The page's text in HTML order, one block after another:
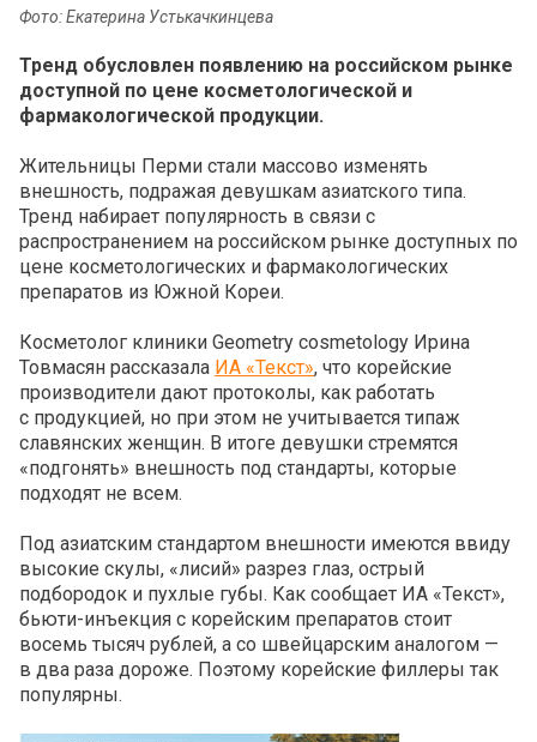
Фото: Екатерина Устькачкинцева
Тренд обусловлен появлению на российском рынке
доступной по цене косметологической и
фармакологической продукции.
Жительницы Перми стали массово изменять
внешность, подражая девушкам азиатского типа.
Тренд набирает популярность в связи с
распространением на российском рынке доступных по
цене косметологических и фармакологических
препаратов из Южной Кореи.
Косметолог клиники Geometry cosmetology Ирина
Товмасян рассказала ИА «Текст», что корейские
производители дают протоколы, как работать
с продукцией, но при этом не учитывается типаж
славянских женщин. В итоге девушки стремятся
«подгонять» внешность под стандарты, которые
подходят не всем.
Под азиатским стандартом внешности имеются ввиду
высокие скулы, «лисий» разрез глаз, острый
подбородок и пухлые губы. Как сообщает ИА «Текст»,
бьюти-инъекция с корейским препаратов стоит
восемь тысяч рублей, а со швейцарским аналогом —
в два раза дороже. Поэтому корейские филлеры так
популярны.